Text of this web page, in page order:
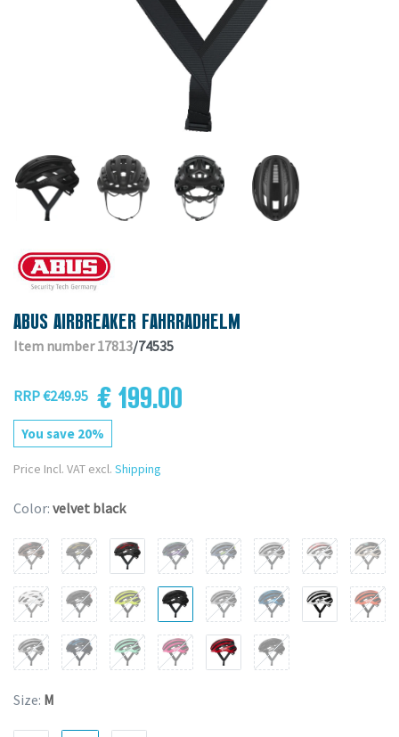
ABUS AIRBREAKER FAHRRADHELM
Item number 17813/74535
RRP €249.95 € 199.00
You save 20%
Price Incl. VAT excl. Shipping
Color: velvet black
Size: M